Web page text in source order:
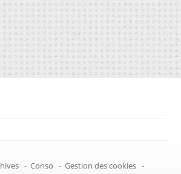
- Conso - Gestion des cookies -